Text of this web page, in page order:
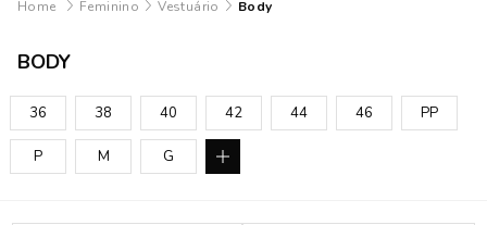
Feminino Vestuário Body
BODY
36 38 40 42 44 46 PP
P M G